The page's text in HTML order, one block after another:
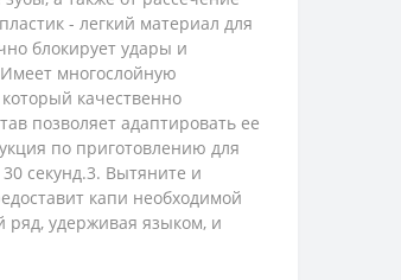
- легкий материал для
блокирует удары и
многослойную
качественно
позволяет адаптировать ее
по приготовлению для
секунд.3. Вытяните и
капи необходимой
ряд, удерживая языком, и